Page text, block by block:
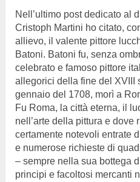
Nell’ultimo post dedicato al
Cristoph Martini ho citato,
allievo, il valente pittore
Batoni. Batoni fu, senza
celebrato e famoso pittore
allegorici della fine del XVIII
gennaio del 1708, morì a
Fu Roma, la città eterna, il
nell’arte della pittura e dove
certamente notevoli entrate
e numerose richieste di
– sempre nella sua bottega
principi e facoltosi mercanti